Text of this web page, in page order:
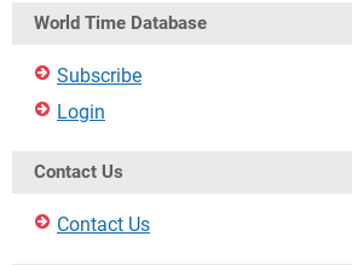
World Time Database
Subscribe
Login
Contact Us
Contact Us